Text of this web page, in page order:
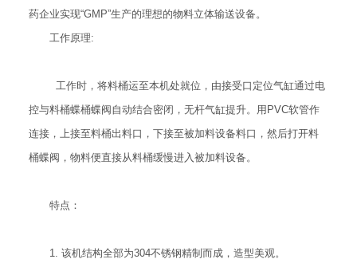
药企业实现“GMP”生产的理想的物料立体输送设备。
工作原理:
工作时，将料桶运至本机处就位，由接受口定位气缸通过电
控与料桶蝶桶蝶阀自动结合密闭，无杆气缸提升。用PVC软管作
连接，上接至料桶出料口，下接至被加料设备料口，然后打开料
桶蝶阀，物料便直接从料桶缓慢进入被加料设备。
特点：
1. 该机结构全部为304不锈钢精制而成，造型美观。